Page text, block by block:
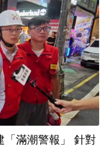
「滿潮警報」 針對